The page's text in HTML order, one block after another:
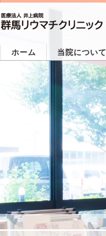
ホーム 当院について